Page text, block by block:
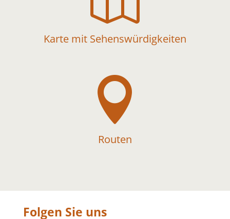
Karte mit Sehenswürdigkeiten

Routen
Folgen Sie uns